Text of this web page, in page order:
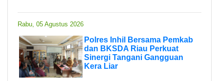
Rabu, 05 Agustus 2026
Polres Inhil Bersama Pemkab
dan BKSDA Riau Perkuat
Sinergi Tangani Gangguan
Kera Liar